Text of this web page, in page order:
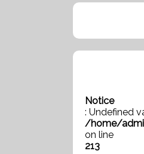
Notice
: Undefined
/home/
on line
213